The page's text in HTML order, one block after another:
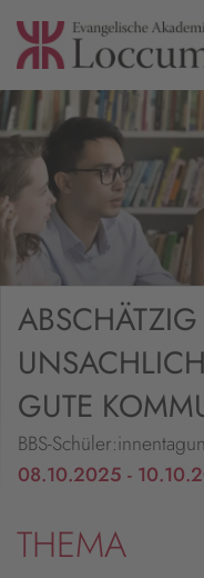
GUTE
BBS-
08.10.2025 -
THEMA